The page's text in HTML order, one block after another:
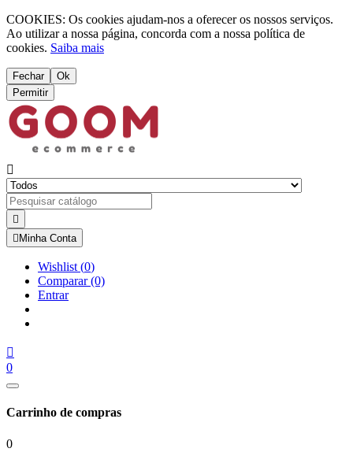
COOKIES: Os cookies ajudam-nos a oferecer os nossos serviços.
Ao utilizar a nossa página, concorda com a nossa política de
cookies. Saiba mais
Fechar
Ok
Permitir


 Minha Conta
Wishlist (0)
Comparar(0)
Entrar

0
Carrinho de compras
0